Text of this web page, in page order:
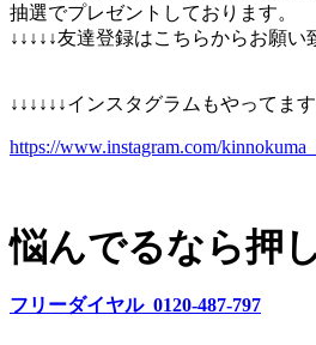
抽選でプレゼントしております。
↓↓↓↓↓友達登録はこちらからお願い
↓↓↓↓↓↓インスタグラムもやってます
https://www.instagram.com/
悩んでるなら押
フリーダイヤル 0120-487-797